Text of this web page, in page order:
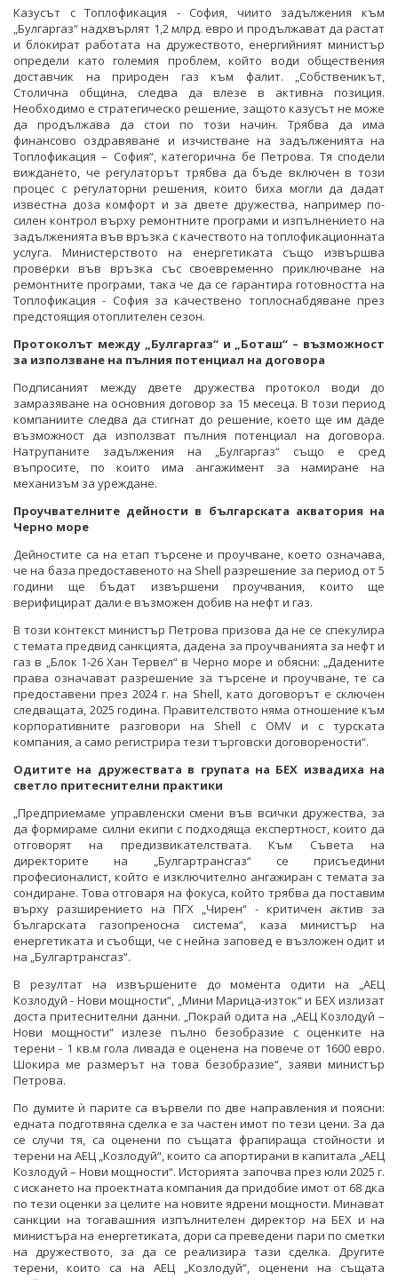
Казусът с Топлофикация - София, чиито задължения към
„Булгаргаз“ надхвърлят 1,2 млрд. евро и продължават да растат
и блокират работата на дружеството, енергийният министър
определи като големия проблем, който води обществения
доставчик на природен газ към фалит. „Собственикът,
Столична община, следва да влезе в активна позиция.
Необходимо е стратегическо решение, защото казусът не може
да продължава да стои по този начин. Трябва да има
финансово оздравяване и изчистване на задълженията на
Топлофикация – София“, категорична бе Петрова. Тя сподели
виждането, че регулаторът трябва да бъде включен в този
процес с регулаторни решения, които биха могли да дадат
известна доза комфорт и за двете дружества, например по-
силен контрол върху ремонтните програми и изпълнението на
задълженията във връзка с качеството на топлофикационната
услуга. Министерството на енергетиката също извършва
проверки във връзка със своевременно приключване на
ремонтните програми, така че да се гарантира готовността на
Топлофикация - София за качествено топлоснабдяване през
предстоящия отоплителен сезон.
Протоколът между „Булгаргаз“ и „Боташ“ – възможност
за използване на пълния потенциал на договора
Подписаният между двете дружества протокол води до
замразяване на основния договор за 15 месеца. В този период
компаниите следва да стигнат до решение, което ще им даде
възможност да използват пълния потенциал на договора.
Натрупаните задължения на „Булгаргаз“ също е сред
въпросите, по които има ангажимент за намиране на
механизъм за уреждане.
Проучвателните дейности в българската акватория на
Черно море
Дейностите са на етап търсене и проучване, което означава,
че на база предоставеното на Shell разрешение за период от 5
години ще бъдат извършени проучвания, които ще
верифицират дали е възможен добив на нефт и газ.
В този контекст министър Петрова призова да не се спекулира
с темата предвид санкцията, дадена за проучванията за нефт и
газ в „Блок 1-26 Хан Тервел“ в Черно море и обясни: „Дадените
права означават разрешение за търсене и проучване, те са
предоставени през 2024 г. на Shell, като договорът е сключен
следващата, 2025 година. Правителството няма отношение към
корпоративните разговори на Shell с OMV и с турската
компания, а само регистрира тези търговски договорености“.
Одитите на дружествата в групата на БЕХ извадиха на
светло притеснителни практики
„Предприемаме управленски смени във всички дружества, за
да формираме силни екипи с подходяща експертност, които да
отговорят на предизвикателствата. Към Съвета на
директорите на „Булгартрансгаз“ се присъедини
професионалист, който е изключително ангажиран с темата за
сондиране. Това отговаря на фокуса, който трябва да поставим
върху разширението на ПГХ „Чирен“ - критичен актив за
българската газопреносна система“, каза министър на
енергетиката и съобщи, че с нейна заповед е възложен одит и
на „Булгартрансгаз“.
В резултат на извършените до момента одити на „АЕЦ
Козлодуй - Нови мощности“, „Мини Марица-изток“ и БЕХ излизат
доста притеснителни данни. „Покрай одита на „АЕЦ Козлодуй –
Нови мощности“ излезе пълно безобразие с оценките на
терени - 1 кв.м гола ливада е оценена на повече от 1600 евро.
Шокира ме размерът на това безобразие“, заяви министър
Петрова.
По думите ѝ парите са вървели по две направления и поясни:
едната подготвяна сделка е за частен имот по тези цени. За да
се случи тя, са оценени по същата фрапираща стойности и
терени на АЕЦ „Козлодуй“, които са апортирани в капитала „АЕЦ
Козлодуй – Нови мощности“. Историята започва през юли 2025 г.
с искането на проектната компания да придобие имот от 68 дка
по тези оценки за целите на новите ядрени мощности. Минават
санкции на тогавашния изпълнителен директор на БЕХ и на
министъра на енергетиката, дори са преведени пари по сметки
на дружеството, за да се реализира тази сделка. Другите
терени, които са на АЕЦ „Козлодуй“, оценени на същата